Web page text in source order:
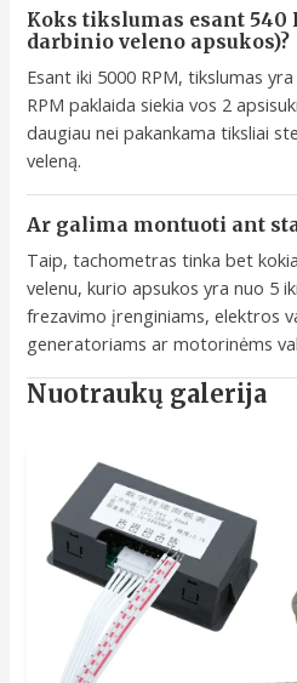
Koks tikslumas esant 540
darbinio veleno apsukos)?
Esant iki 5000 RPM, tikslumas
RPM paklaida siekia vos 2
daugiau nei pakankama tiksliai
veleną.
Ar galima montuoti ant
Taip, tachometras tinka bet
velenu, kurio apsukos yra nuo 5
frezavimo įrenginiams, elektros
generatoriams ar motorinėms
Nuotraukų galerija